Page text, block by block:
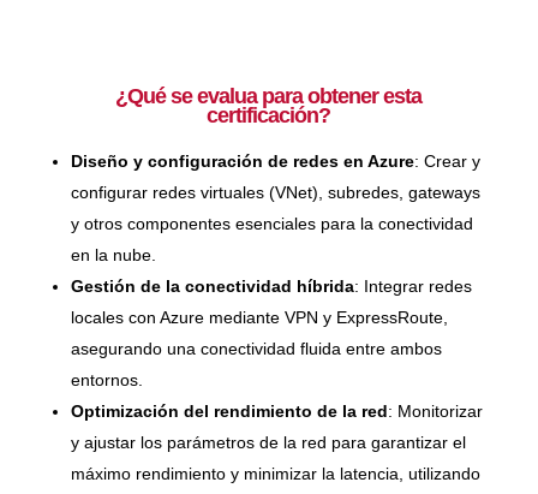
¿Qué se evalua para obtener esta
certificación?
Diseño y configuración de redes en Azure: Crear y
configurar redes virtuales (VNet), subredes, gateways
y otros componentes esenciales para la conectividad
en la nube.
Gestión de la conectividad híbrida: Integrar redes
locales con Azure mediante VPN y ExpressRoute,
asegurando una conectividad fluida entre ambos
entornos.
Optimización del rendimiento de la red: Monitorizar
y ajustar los parámetros de la red para garantizar el
máximo rendimiento y minimizar la latencia, utilizando